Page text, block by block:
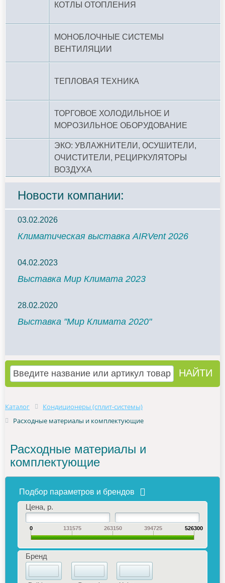
КОТЛЫ ОТОПЛЕНИЯ
МОНОБЛОЧНЫЕ СИСТЕМЫ
ВЕНТИЛЯЦИИ
ТЕПЛОВАЯ ТЕХНИКА
ТОРГОВОЕ ХОЛОДИЛЬНОЕ И
МОРОЗИЛЬНОЕ ОБОРУДОВАНИЕ
ЭКО: УВЛАЖНИТЕЛИ, ОСУШИТЕЛИ,
ОЧИСТИТЕЛИ, РЕЦИРКУЛЯТОРЫ
ВОЗДУХА
Новости компании:
03.02.2026
Климатическая выставка AIRVent 2026
04.02.2023
Выставка Мир Климата 2023
28.02.2020
Выставка "Мир Климата 2020"
Каталог
Кондиционеры (сплит-системы)
Расходные материалы и комплектующие
Расходные материалы и
комплектующие
Подбор параметров и брендов
Цена, р.
0 131575 263150 394725 526300
Бренд